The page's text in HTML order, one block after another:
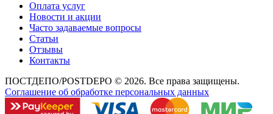
Оплата услуг
Новости и акции
Часто задаваемые вопросы
Статьи
Отзывы
Контакты
ПОСТДЕПО/POSTDEPO © 2026. Все права защищены.
Соглашение об обработке персональных данных